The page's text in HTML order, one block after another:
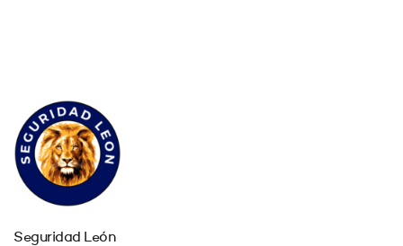
Seguridad León